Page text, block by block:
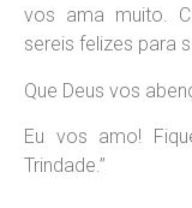
vos ama muito.
sereis felizes para
Que Deus vos
Eu vos amo!
Trindade.”